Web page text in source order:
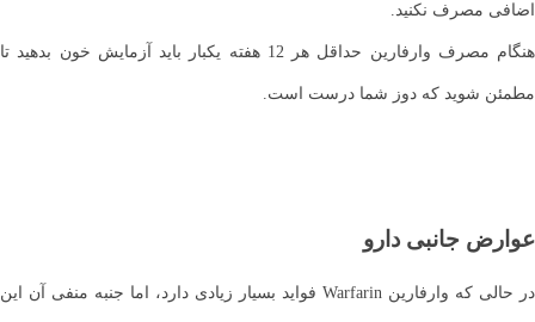
اضافی مصرف نکنید.
هنگام مصرف وارفارین حداقل هر 12 هفته یکبار باید آزمایش خون بدهید تا
مطمئن شوید که دوز شما درست است.
عوارض جانبی دارو
در حالی که وارفارین Warfarin فواید بسیار زیادی دارد، اما جنبه منفی آن این